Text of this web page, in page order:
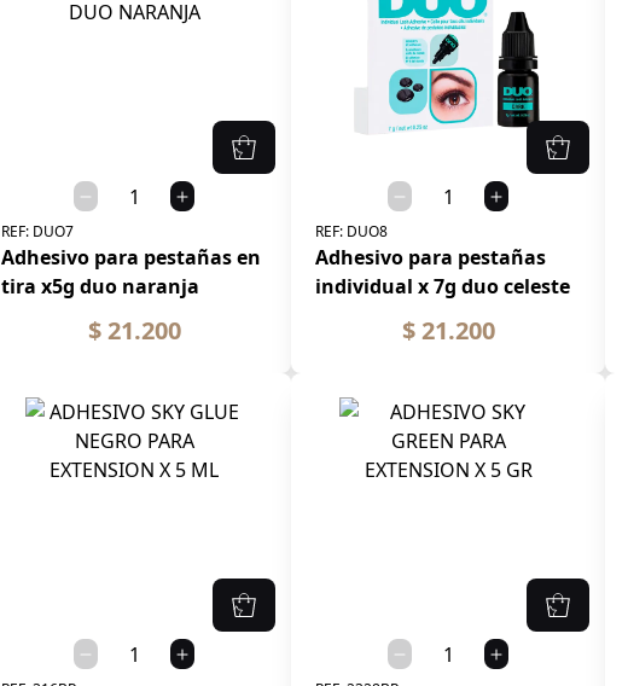
REF: DUO7
Adhesivo para pestañas en
tira x5g duo naranja
$ 21.200
REF: DUO8
Adhesivo para pestañas
individual x 7g duo celeste
$ 21.200